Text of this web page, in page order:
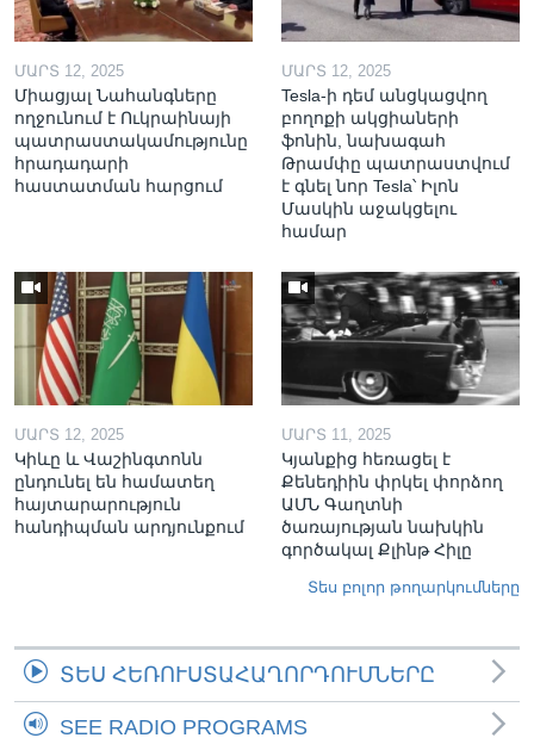
ՄԱՐՏ 12, 2025
Միացյալ Նահանգները
ողջունում է Ուկրաինայի
պատրաստակամությունը
հրադադարի
հաստատման հարցում
ՄԱՐՏ 12, 2025
Tesla-ի դեմ անցկացվող
բողոքի ակցիաների
ֆոնին, նախագահ
Թրամփը պատրաստվում
է գնել նոր Tesla՝ Իլոն
Մասկին աջակցելու
համար
ՄԱՐՏ 12, 2025
Կիևը և Վաշինգտոնն
ընդունել են համատեղ
հայտարարություն
հանդիպման արդյունքում
ՄԱՐՏ 11, 2025
Կյանքից հեռացել է
Քենեդիին փրկել փորձող
ԱՄՆ Գաղտնի
ծառայության նախկին
գործակալ Քլինթ Հիլը
Տես բոլոր թողարկումները
ՏԵՍ ՀԵՌՈՒՍՏԱՀԱՂՈՐԴՈՒՄՆԵՐԸ
SEE RADIO PROGRAMS